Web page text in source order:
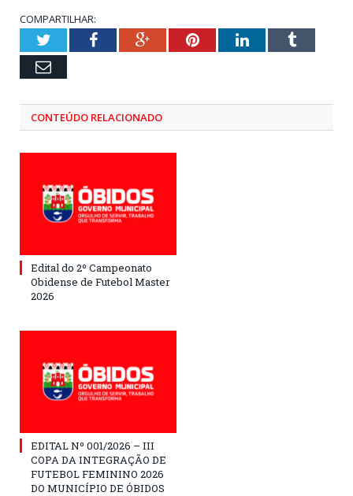
COMPARTILHAR:
TwitterFacebookGoogle+PinterestLinkedInTumblr
Email
CONTEÚDO RELACIONADO
Edital do 2º Campeonato
Obidense de Futebol Master
2026
EDITAL Nº 001/2026 – III
COPA DA INTEGRAÇÃO DE
FUTEBOL FEMININO 2026
DO MUNICÍPIO DE ÓBIDOS